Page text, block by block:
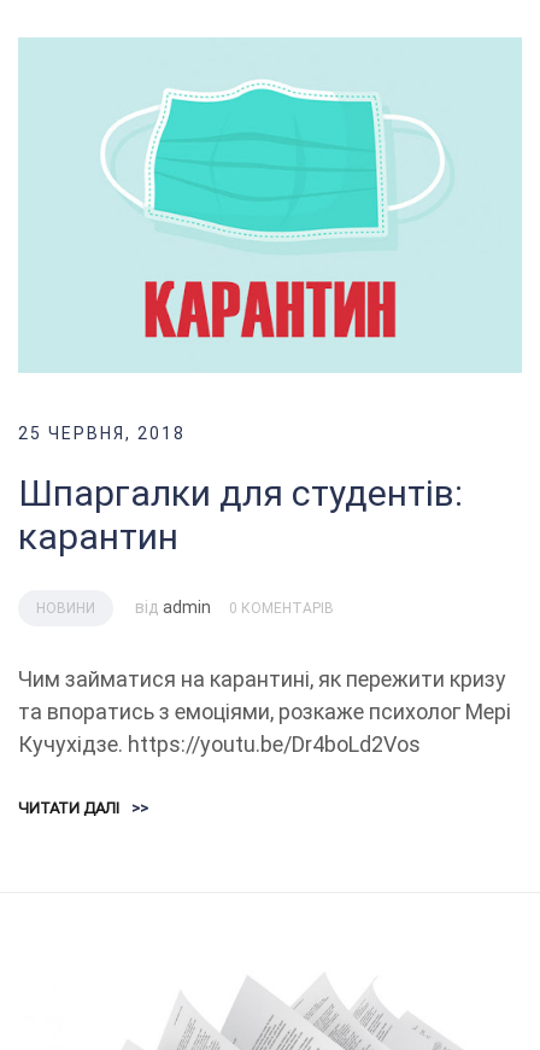
25 ЧЕРВНЯ, 2018
Шпаргалки для студентів:
карантин
НОВИНИ від admin 0 КОМЕНТАРІВ
Чим займатися на карантині, як пережити кризу
та впоратись з емоціями, розкаже психолог Мері
Кучухідзе. https://youtu.be/Dr4boLd2Vos
ЧИТАТИ ДАЛІ >>